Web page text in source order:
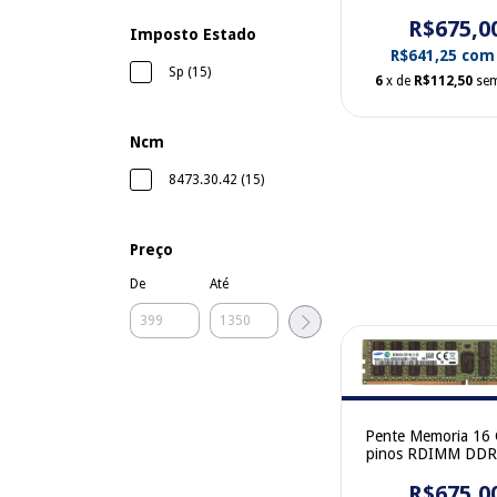
Imposto Estado
Sp (15)
Ncm
8473.30.42 (15)
Preço
De Até
Mhz Hynix
R$641,25 com
6 x de R$112,50
Pente Memoria 16
pinos RDIMM
Mhz